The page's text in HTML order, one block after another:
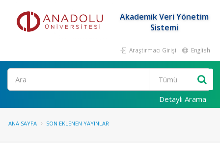
Akademik Veri Yönetim
Sistemi
Araştırmacı Girişi English
Ara
Detaylı Arama
ANA SAYFA SON EKLENEN YAYINLAR